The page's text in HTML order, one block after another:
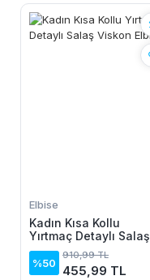
Elbise
Kadın Kısa Kollu
Yırtmaç Detaylı Salaş
Viskon Elbise
%50
910,99 TL
455,99 TL